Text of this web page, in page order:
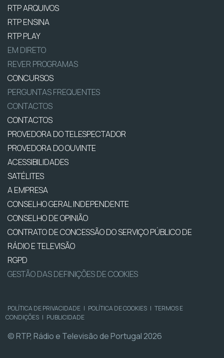
RTP ARQUIVOS
RTP ENSINA
RTP PLAY
EM DIRETO
REVER PROGRAMAS
CONCURSOS
PERGUNTAS FREQUENTES
CONTACTOS
CONTACTOS
PROVEDORA DO TELESPECTADOR
PROVEDORA DO OUVINTE
ACESSIBILIDADES
SATÉLITES
A EMPRESA
CONSELHO GERAL INDEPENDENTE
CONSELHO DE OPINIÃO
CONTRATO DE CONCESSÃO DO SERVIÇO PÚBLICO DE
RÁDIO E TELEVISÃO
RGPD
GESTÃO DAS DEFINIÇÕES DE COOKIES
POLÍTICA DE PRIVACIDADE | POLÍTICA DE COOKIES | TERMOS E
CONDIÇÕES | PUBLICIDADE
© RTP, Rádio e Televisão de Portugal 2026